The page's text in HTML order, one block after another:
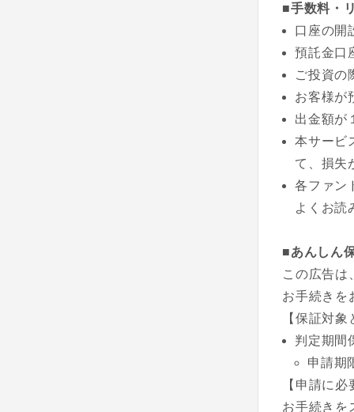
■手数料・
口座の開
預託金口
ご投資の
お客様が
出金額が
本サービ
て、損失
各ファン
よくお読
■あんしん
この広告は
お手続きを
【保証対
判定期間
申請期
【申請に
お手続きを